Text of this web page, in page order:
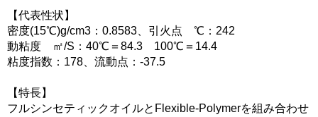
【代表性状】
密度(15℃)g/cm3：0.8583、引火点 ℃：242
動粘度 ㎡/S：40℃＝84.3 100℃＝14.4
粘度指数：178、流動点：-37.5
【特長】
フルシンセティックオイルとFlexible-Polymerを組み合わせ